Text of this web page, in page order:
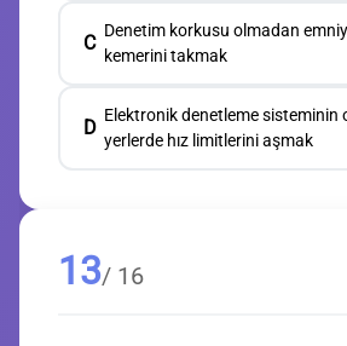
C
Denetim korkusu olmadan
kemerini takmak
D
Elektronik denetleme sisteminin
yerlerde hız limitlerini aşmak
13/ 16